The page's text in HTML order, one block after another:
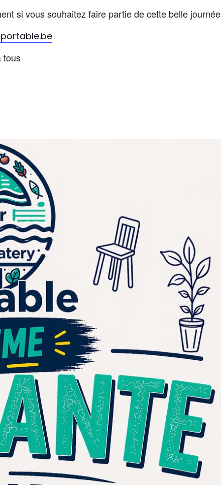
si vous souhaitez faire partie de cette belle journée
tous